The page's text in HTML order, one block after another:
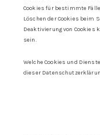
Cookies für bestimmte
Löschen der Cookies beim
Deaktivierung von
sein.
Welche Cookies und
dieser